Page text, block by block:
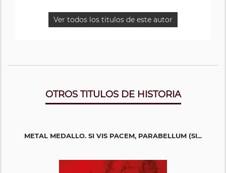
Ver todos los titulos de este autor
OTROS TITULOS DE HISTORIA
METAL MEDALLO. SI VIS PACEM, PARABELLUM (SI...